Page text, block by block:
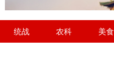
统战 农科 美食